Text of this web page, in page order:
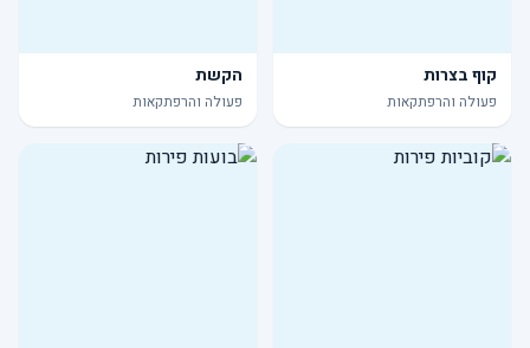
קוף בצרות
פעולה והרפתקאות
הקשת
פעולה והרפתקאות